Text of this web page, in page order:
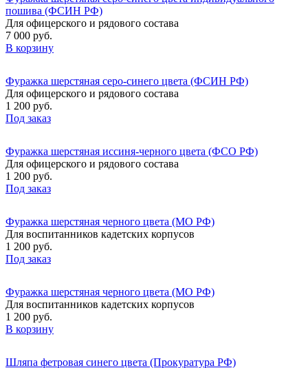
пошива (ФСИН РФ)
Для офицерского и рядового состава
7 000 руб.
В корзину
Фуражка шерстяная серо-синего цвета (ФСИН РФ)
Для офицерского и рядового состава
1 200 руб.
Под заказ
Фуражка шерстяная иссиня-черного цвета (ФСО РФ)
Для офицерского и рядового состава
1 200 руб.
Под заказ
Фуражка шерстяная черного цвета (МО РФ)
Для воспитанников кадетских корпусов
1 200 руб.
Под заказ
Фуражка шерстяная черного цвета (МО РФ)
Для воспитанников кадетских корпусов
1 200 руб.
В корзину
Шляпа фетровая синего цвета (Прокуратура РФ)